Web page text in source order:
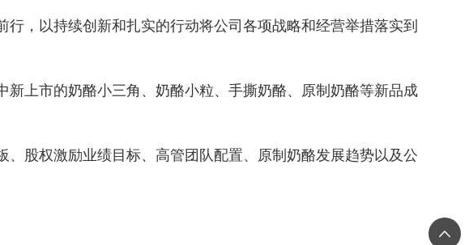
，以持续创新和扎实的行动将公司各项战略和经营举措落实到
上市的奶酪小三角、奶酪小粒、手撕奶酪、原制奶酪等新品成
股权激励业绩目标、高管团队配置、原制奶酪发展趋势以及公